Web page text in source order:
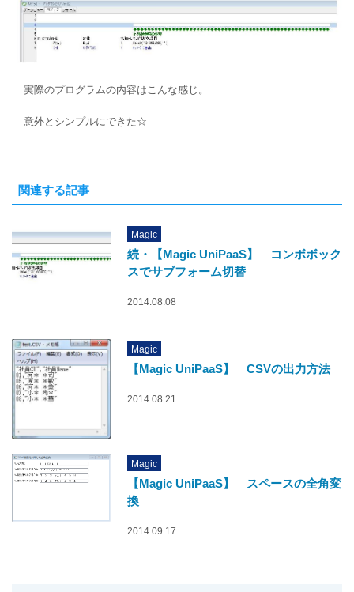
実際のプログラムの内容はこんな感じ。
意外とシンプルにできた☆
関連する記事
Magic
続・【Magic UniPaaS】 コンボボック
スでサブフォーム切替
2014.08.08
Magic
【Magic UniPaaS】 CSVの出力方法
2014.08.21
Magic
【Magic UniPaaS】 スペースの全角変
換
2014.09.17